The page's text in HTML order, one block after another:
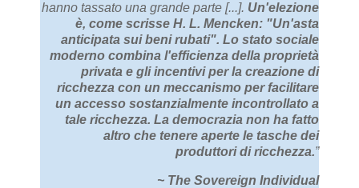
hanno tassato una grande parte [...]. Un'elezione
è, come scrisse H. L. Mencken: "Un'asta
anticipata sui beni rubati". Lo stato sociale
moderno combina l'efficienza della proprietà
privata e gli incentivi per la creazione di
ricchezza con un meccanismo per facilitare
un accesso sostanzialmente incontrollato a
tale ricchezza. La democrazia non ha fatto
altro che tenere aperte le tasche dei
produttori di ricchezza.”
~ The Sovereign Individual